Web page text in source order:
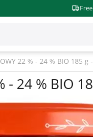
22 % - 24 % BIO 185 g
- 24 % BIO